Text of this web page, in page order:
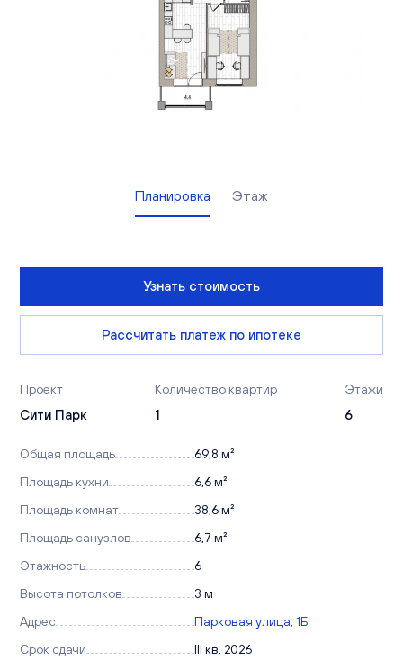
Офисы продаж
Планировка Этаж
Узнать стоимость
Рассчитать платеж по ипотеке
Проект
Сити Парк
Количество квартир
1
Этажи
6
Общая площадь
69,8 м²
Площадь кухни
6,6 м²
Площадь комнат
38,6 м²
Площадь санузлов
6,7 м²
Этажность
6
Высота потолков
3 м
Адрес
Парковая улица, 1Б
Срок сдачи
III кв. 2026